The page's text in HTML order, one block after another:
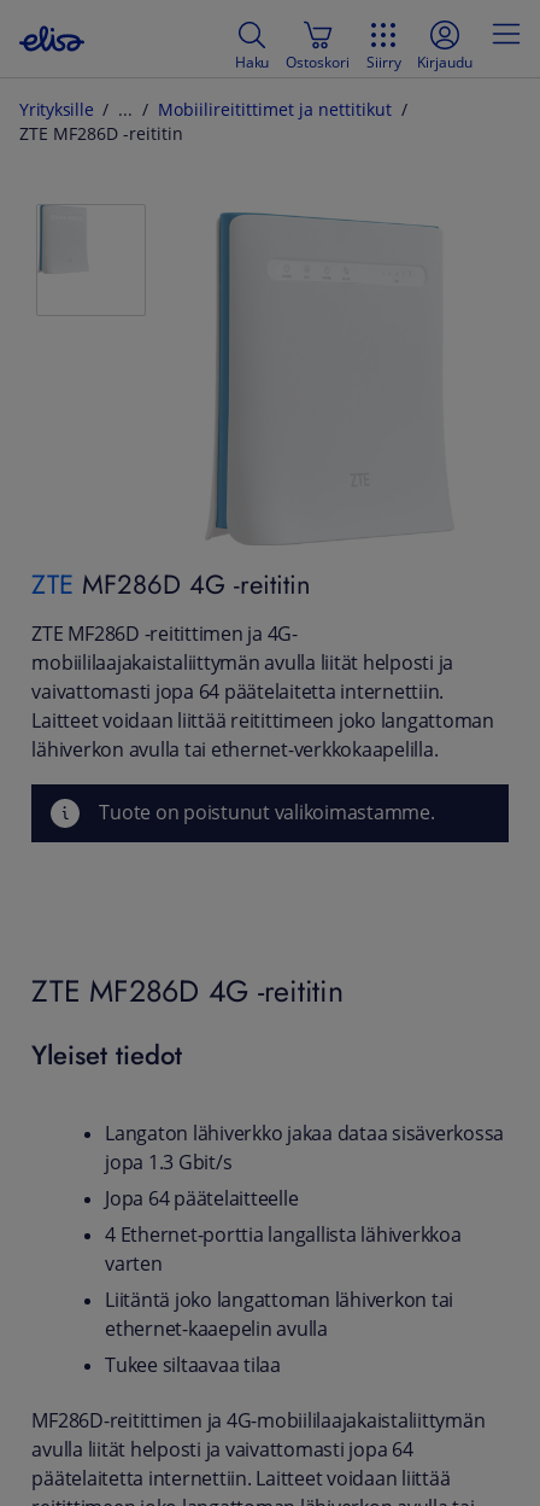
Haku Ostoskori Siirry Kirjaudu
Yrityksille
Mobiilireitittimet ja nettitikut
ZTE MF286D -reititin
ZTE MF286D 4G -reititin
ZTE MF286D -reitittimen ja 4G-
mobiililaajakaistaliittymän avulla liität helposti ja
vaivattomasti jopa 64 päätelaitetta internettiin.
Laitteet voidaan liittää reitittimeen joko langattoman
lähiverkon avulla tai ethernet-verkkokaapelilla.
Tuote on poistunut valikoimastamme.
ZTE MF286D 4G -reititin
Yleiset tiedot
Langaton lähiverkko jakaa dataa sisäverkossa
jopa 1.3 Gbit/s
Jopa 64 päätelaitteelle
4 Ethernet-porttia langallista lähiverkkoa
varten
Liitäntä joko langattoman lähiverkon tai
ethernet-kaaepelin avulla
Tukee siltaavaa tilaa
MF286D-reitittimen ja 4G-mobiililaajakaistaliittymän
avulla liität helposti ja vaivattomasti jopa 64
päätelaitetta internettiin. Laitteet voidaan liittää